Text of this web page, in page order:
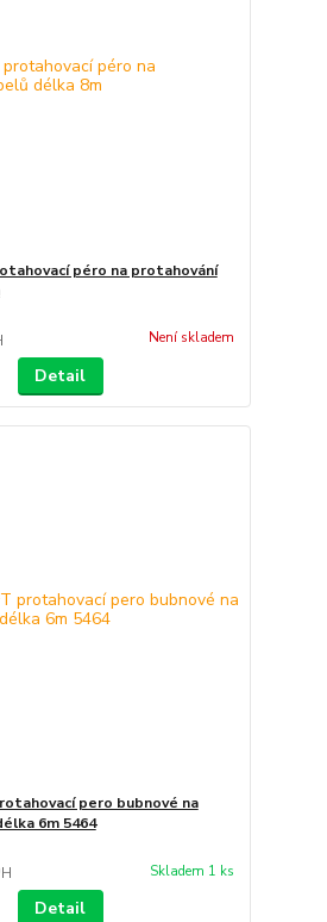
péro na protahování
Není skladem
Detail
pero bubnové na
6m 5464
Skladem 1 ks
Detail